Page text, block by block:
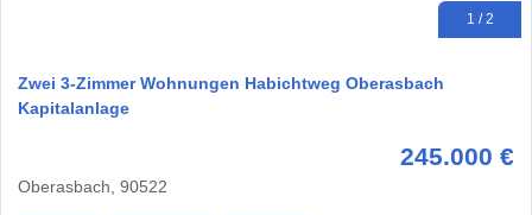
1 / 2
Zwei 3-Zimmer Wohnungen Habichtweg Oberasbach
Kapitalanlage
245.000 €
Oberasbach, 90522